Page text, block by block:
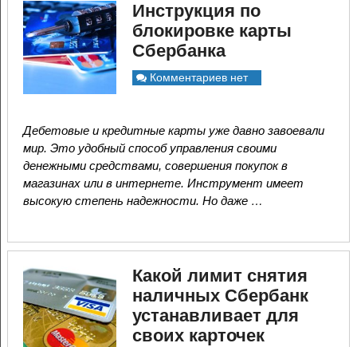
Инструкция по
блокировке карты
Сбербанка
Комментариев нет
Дебетовые и кредитные карты уже давно завоевали
мир. Это удобный способ управления своими
денежными средствами, совершения покупок в
магазинах или в интернете. Инструмент имеет
высокую степень надежности. Но даже …
Какой лимит снятия
наличных Сбербанк
устанавливает для
своих карточек